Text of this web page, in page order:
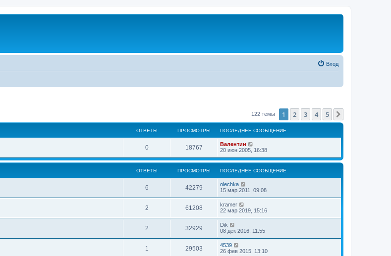
Вход
122 темы 1 2 3 4 5
ОТВЕТЫ ПРОСМОТРЫ ПОСЛЕДНЕЕ СООБЩЕНИЕ
0 18767
Валентин
20 июн 2005, 16:38
ОТВЕТЫ ПРОСМОТРЫ ПОСЛЕДНЕЕ СООБЩЕНИЕ
6 42279
olechka
15 мар 2011, 09:08
2 61208
kramer
22 мар 2019, 15:16
2 32929
Dik
08 дек 2016, 11:55
1 29503
4539
26 фев 2015, 13:10